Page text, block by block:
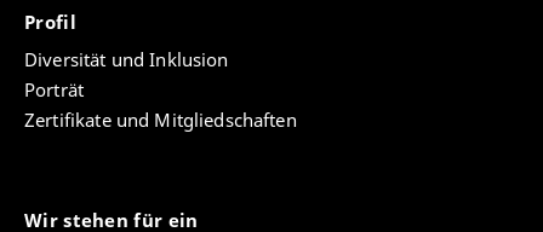
Profil
Diversität und Inklusion
Porträt
Zertifikate und Mitgliedschaften
Wir stehen für ein